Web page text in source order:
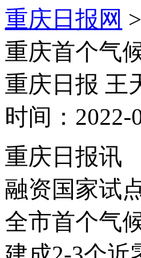
重庆日报网
重庆首个气
重庆日报 王
时间：2022-
重庆日报讯
融资国家试
全市首个气